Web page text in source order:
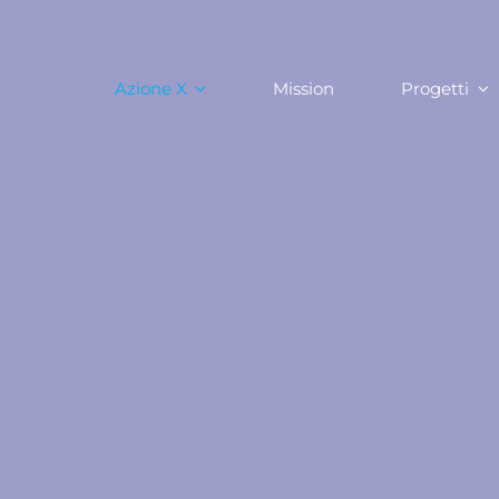
Azione X Mission Progetti